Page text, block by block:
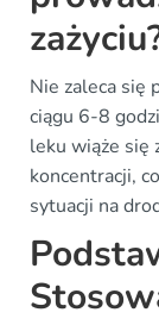
Nie zaleca się
ciągu 6-8
leku wiąże się
koncentracji,
sytuacji na